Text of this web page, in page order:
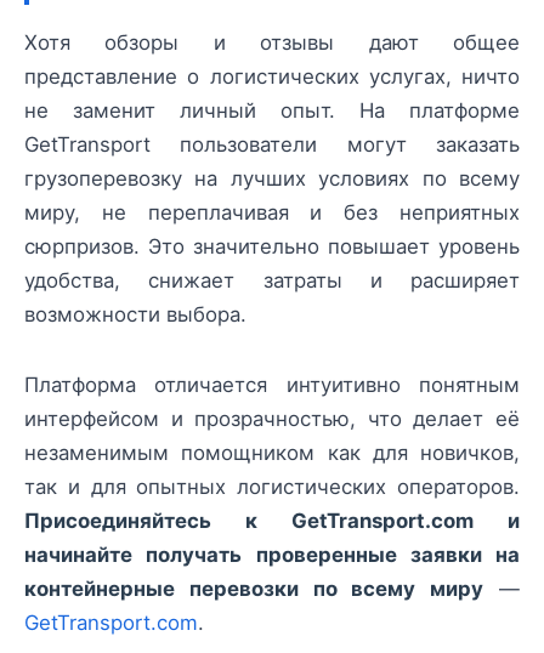
Хотя обзоры и отзывы дают общее
представление о логистических услугах, ничто
не заменит личный опыт. На платформе
GetTransport пользователи могут заказать
грузоперевозку на лучших условиях по всему
миру, не переплачивая и без неприятных
сюрпризов. Это значительно повышает уровень
удобства, снижает затраты и расширяет
возможности выбора.
Платформа отличается интуитивно понятным
интерфейсом и прозрачностью, что делает её
незаменимым помощником как для новичков,
так и для опытных логистических операторов.
Присоединяйтесь к GetTransport.com и
начинайте получать проверенные заявки на
контейнерные перевозки по всему миру —
GetTransport.com.